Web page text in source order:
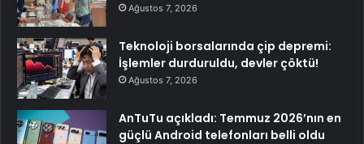
Ağustos 7, 2026
Teknoloji borsalarında çip depremi:
İşlemler durduruldu, devler çöktü!
Ağustos 7, 2026
AnTuTu açıkladı: Temmuz 2026’nın en
güçlü Android telefonları belli oldu